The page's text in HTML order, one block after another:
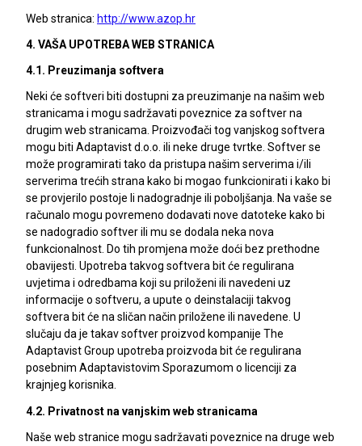
Web stranica: http://www.azop.hr
4. VAŠA UPOTREBA WEB STRANICA
4.1. Preuzimanja softvera
Neki će softveri biti dostupni za preuzimanje na našim web
stranicama i mogu sadržavati poveznice za softver na
drugim web stranicama. Proizvođači tog vanjskog softvera
mogu biti Adaptavist d.o.o. ili neke druge tvrtke. Softver se
može programirati tako da pristupa našim serverima i/ili
serverima trećih strana kako bi mogao funkcionirati i kako bi
se provjerilo postoje li nadogradnje ili poboljšanja. Na vaše se
računalo mogu povremeno dodavati nove datoteke kako bi
se nadogradio softver ili mu se dodala neka nova
funkcionalnost. Do tih promjena može doći bez prethodne
obavijesti. Upotreba takvog softvera bit će regulirana
uvjetima i odredbama koji su priloženi ili navedeni uz
informacije o softveru, a upute o deinstalaciji takvog
softvera bit će na sličan način priložene ili navedene. U
slučaju da je takav softver proizvod kompanije The
Adaptavist Group upotreba proizvoda bit će regulirana
posebnim Adaptavistovim Sporazumom o licenciji za
krajnjeg korisnika.
4.2. Privatnost na vanjskim web stranicama
Naše web stranice mogu sadržavati poveznice na druge web